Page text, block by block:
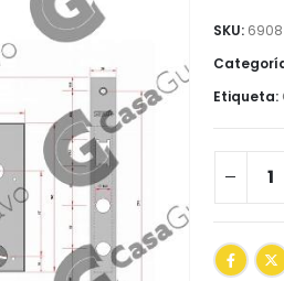
SKU: 6908
Etiqueta: